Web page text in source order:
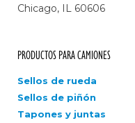
Chicago, IL 60606
PRODUCTOS PARA CAMIONES
Sellos de rueda
Sellos de piñón
Tapones y juntas